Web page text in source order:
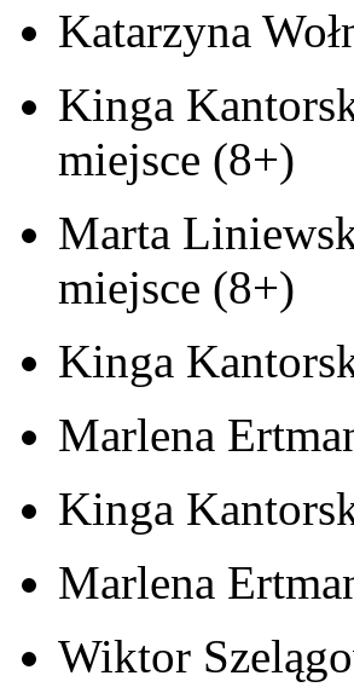
Katarzyna
Kinga
miejsce (8+)
Marta
miejsce (8+)
Kinga
Marlena
Kinga
Marlena
Wiktor Szel